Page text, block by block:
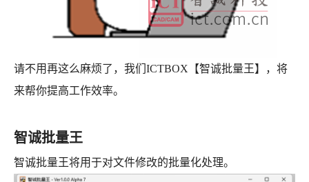
请不用再这么麻烦了，我们ICTBOX【智诚批量王】，将
来帮你提高工作效率。
智诚批量王
智诚批量王将用于对文件修改的批量化处理。